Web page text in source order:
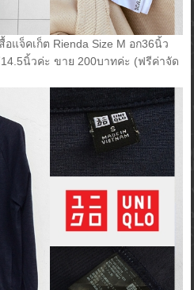
แจ็คเก็ต Rienda Size M อก36นิ้ว
นิ้วค่ะ ขาย 200บาทค่ะ (ฟรีค่าจัด